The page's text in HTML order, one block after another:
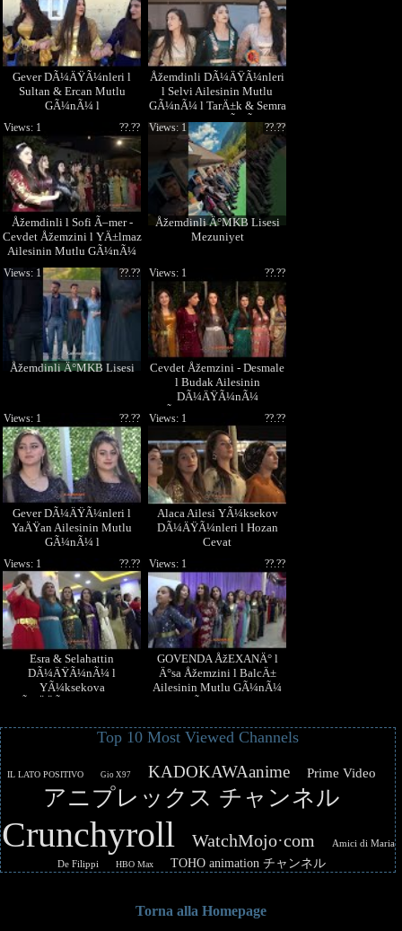
Gever DÃ¼ÄŸÃ¼nleri l
Sultan & Ercan Mutlu
GÃ¼nÃ¼ l
Åžemdinli DÃ¼ÄŸÃ¼nleri
l Selvi Ailesinin Mutlu
GÃ¼nÃ¼ l TarÄ±k & Semra
Wedding 1. BÃ¶lÃ¼m
Åžemdinli l Sofi Ã–mer -
Cevdet Åžemzini l YÄ±lmaz
Ailesinin Mutlu GÃ¼nÃ¼
??.??
Views: 1
Åžemdinli Ä°MKB Lisesi
Mezuniyet
??.??
Views: 1
Åžemdinli Ä°MKB Lisesi
??.??
Views: 1
Cevdet Åžemzini - Desmale
l Budak Ailesinin
DÃ¼ÄŸÃ¼nÃ¼
YÃ¼ksekova l Ft. Hozan
Cevat
??.??
Views: 1
Gever DÃ¼ÄŸÃ¼nleri l
YaÄŸan Ailesinin Mutlu
GÃ¼nÃ¼ l
??.??
Views: 1
Alaca Ailesi YÃ¼ksekov
DÃ¼ÄŸÃ¼nleri l Hozan
Cevat
??.??
Views: 1
Esra & Selahattin
DÃ¼ÄŸÃ¼nÃ¼ l
YÃ¼ksekova
??.??
Views: 1
GOVENDA ÅžEXANÄ° l
Ä°sa Åžemzini l BalcÄ±
Ailesinin Mutlu GÃ¼nÃ¼
??.??
Views: 1
Top 10 Most Viewed Channels
IL LATO POSITIVO Gio X97 KADOKAWAanime Prime Video
アニプレックス チャンネル
Crunchyroll WatchMojo·com
Amici di Maria
De Filippi
HBO Max TOHO animation チャンネル
Torna alla Homepage